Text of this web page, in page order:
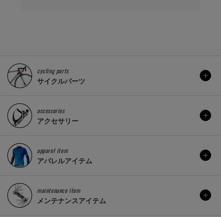
cycling parts
サイクルパーツ
accessories
アクセサリー
apparel item
アパレルアイテム
maintenance item
メンテナンスアイテム